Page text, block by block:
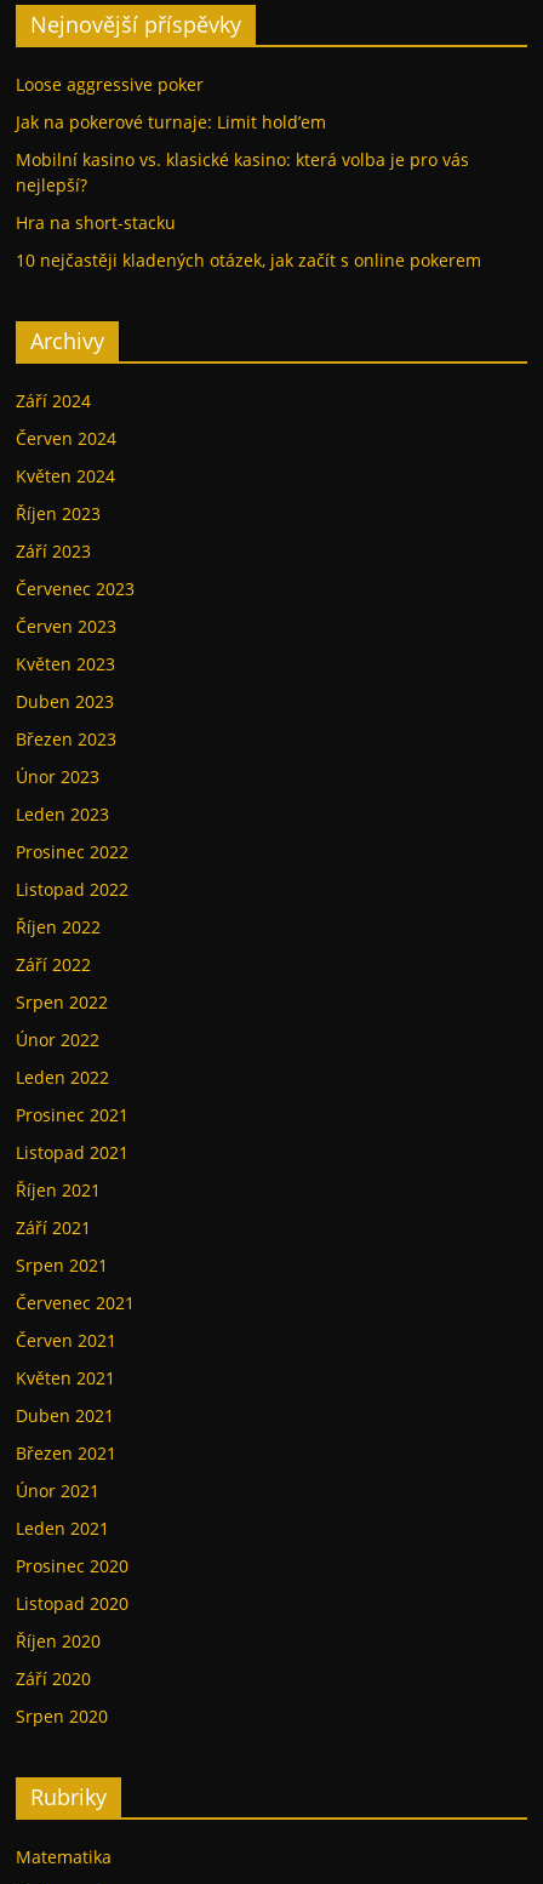
Nejnovější příspěvky
Loose aggressive poker
Jak na pokerové turnaje: Limit hold’em
Mobilní kasino vs. klasické kasino: která volba je pro vás
nejlepší?
Hra na short-stacku
10 nejčastěji kladených otázek, jak začít s online pokerem
Archivy
Září 2024
Červen 2024
Květen 2024
Říjen 2023
Září 2023
Červenec 2023
Červen 2023
Květen 2023
Duben 2023
Březen 2023
Únor 2023
Leden 2023
Prosinec 2022
Listopad 2022
Říjen 2022
Září 2022
Srpen 2022
Únor 2022
Leden 2022
Prosinec 2021
Listopad 2021
Říjen 2021
Září 2021
Srpen 2021
Červenec 2021
Červen 2021
Květen 2021
Duben 2021
Březen 2021
Únor 2021
Leden 2021
Prosinec 2020
Listopad 2020
Říjen 2020
Září 2020
Srpen 2020
Rubriky
Matematika